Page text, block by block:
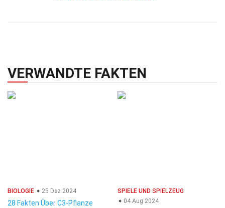
VERWANDTE FAKTEN
BIOLOGIE 25 Dez 2024
28 Fakten Über C3-Pflanze
SPIELE UND SPIELZEUG
04 Aug 2024